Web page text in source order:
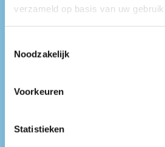
verzameld op basis van uw
Noodzakelijk
Voorkeuren
Statistieken
moeiteloos mee te
flow die uitnodigt
dansen. Wanneer
connectie en een